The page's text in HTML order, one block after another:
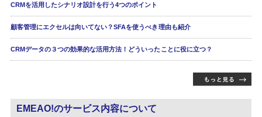
CRMを活用したシナリオ設計を行う4つのポイント
顧客管理にエクセルは向いてない？SFAを使うべき理由も紹介
CRMデータの３つの効果的な活用方法！どういったことに役に立つ？
EMEAO!のサービス内容について